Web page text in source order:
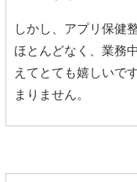
しかし、アプリ保健
ほとんどなく、業務
えてとても嬉しいで
まりません。